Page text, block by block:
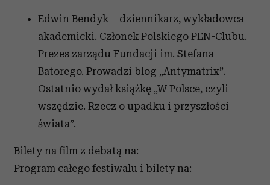
społecznościowym, reklamowym i analitycznym.
Partnerzy mogą połączyć te informacje z innymi danymi
otrzymanymi od Ciebie lub uzyskanymi podczas
korzystania z ich usług.
Edwin Bendyk – dziennikarz, wykładowca
akademicki. Członek Polskiego PEN-Clubu.
Prezes zarządu Fundacji im. Stefana
Batorego. Prowadzi blog „Antymatrix”.
Ostatnio wydał książkę „W Polsce, czyli
wszędzie. Rzecz o upadku i przyszłości
świata”.
Bilety na film z debatą na:
Program całego festiwalu i bilety na: